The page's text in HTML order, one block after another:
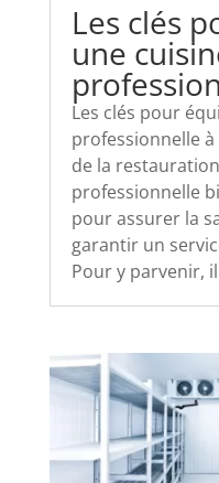
Les clés
une
Les clés pour
professionnelle
de la
professionnelle
pour assurer la
garantir un
Pour y parvenir,